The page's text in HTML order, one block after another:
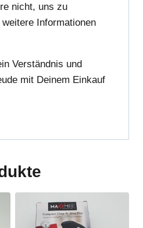
nicht, uns zu
Informationen
Verständnis und
mit Deinem Einkauf